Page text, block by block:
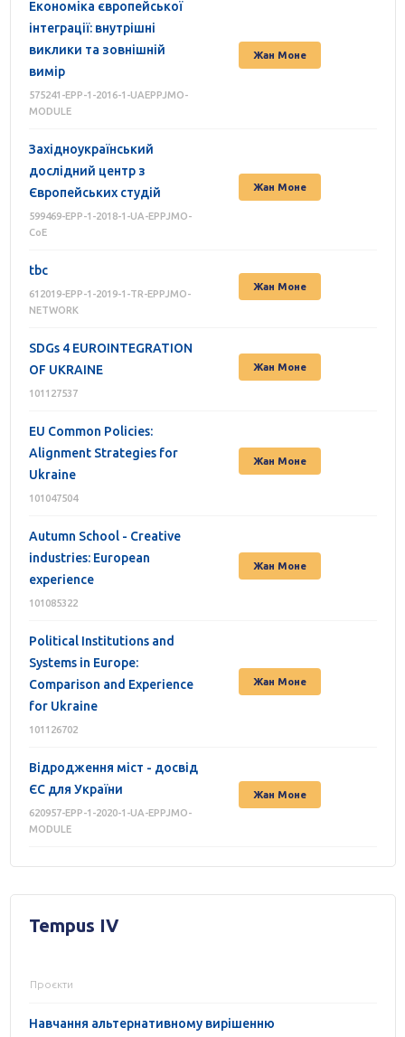
Економіка європейської
інтеграції: внутрішні
виклики та зовнішній
вимір
575241-EPP-1-2016-1-UAEPPJMO-
MODULE
Жан Моне
Західноукраїнський
дослідний центр з
Європейських студій
599469-EPP-1-2018-1-UA-EPPJMO-
CoE
Жан Моне
tbc
612019-EPP-1-2019-1-TR-EPPJMO-
NETWORK
Жан Моне
SDGs 4 EUROINTEGRATION
OF UKRAINE
101127537
Жан Моне
EU Common Policies:
Alignment Strategies for
Ukraine
101047504
Жан Моне
Autumn School - Creative
industries: European
experience
101085322
Жан Моне
Political Institutions and
Systems in Europe:
Comparison and Experience
for Ukraine
101126702
Жан Моне
Відродження міст - досвід
ЄС для України
620957-EPP-1-2020-1-UA-EPPJMO-
MODULE
Жан Моне
Tempus IV
Проєкти
Навчання альтернативному вирішенню